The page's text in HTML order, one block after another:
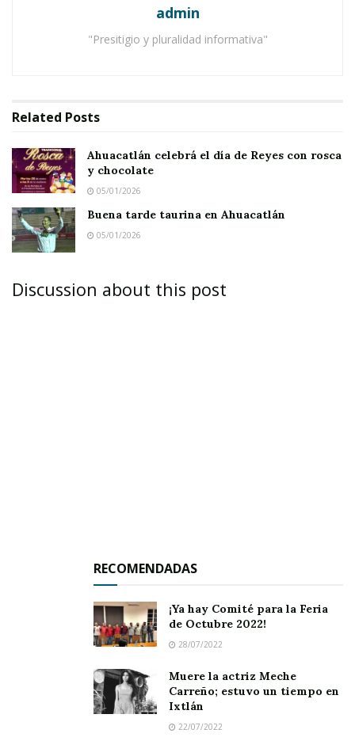
bajo la mirada de su entrenador, el catedrático
Jorge Humberto Hernández Castellón.
Ahuacatlán celebrá el día de Reyes con rosca y
Buena tarde taurina en Ahuacatlán
Cabe mencionar que esta actividad deportiva se
mueve completamente sin el apoyo de las
admin
"Presitigio y pluralidad informativa"
Related Posts
Ahuacatlán celebrá el día de Reyes con rosca
y chocolate
05/01/2026
Buena tarde taurina en Ahuacatlán
05/01/2026
Discussion about this post
RECOMENDADAS
¡Ya hay Comité para la Feria
de Octubre 2022!
28/07/2022
Muere la actriz Meche
Carreño; estuvo un tiempo en
Ixtlán
22/07/2022